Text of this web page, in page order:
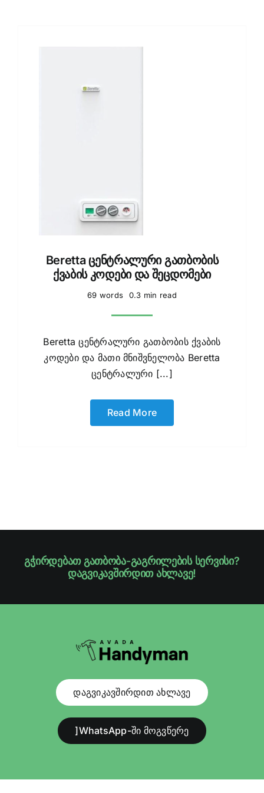
Beretta ცენტრალური გათბობის
ქვაბის კოდები და შეცდომები
69 words 0.3 min read
Beretta ცენტრალური გათბობის ქვაბის
კოდები და მათი მნიშვნელობა Beretta
ცენტრალური [...]
Read More
გჭირდებათ გათბობა-გაგრილების სერვისი?
დაგვიკავშირდით ახლავე!
დაგვიკავშირდით ახლავე
]WhatsApp-ში მოგვწერე